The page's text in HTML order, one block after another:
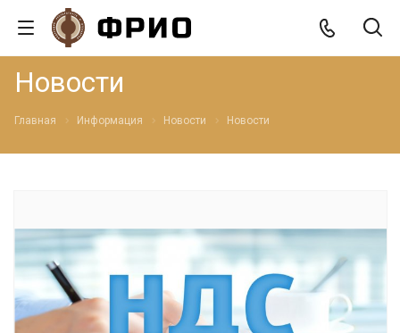
Новости
Главная Информация Новости Новости